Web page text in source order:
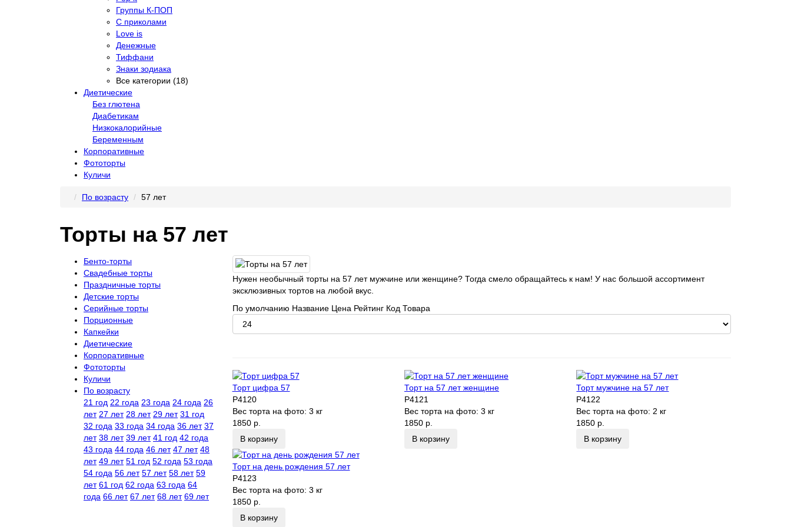
Группы К-ПОП
С приколами
Love is
Денежные
Тиффани
Знаки зодиака
Все категории (18)
Диетические
Без глютена
Диабетикам
Низкокалорийные
Беременным
Корпоративные
Фототорты
Куличи
По возрасту 57 лет
Торты на 57 лет
Бенто-торты
Свадебные торты
Праздничные торты
Детские торты
Серийные торты
Порционные
Капкейки
Диетические
Корпоративные
Фототорты
Куличи
По возрасту
21 год 22 года 23 года 24 года 26
лет 27 лет 28 лет 29 лет 31 год
32 года 33 года 34 года 36 лет 37
лет 38 лет 39 лет 41 год 42 года
43 года 44 года 46 лет 47 лет 48
лет 49 лет 51 год 52 года 53 года
54 года 56 лет 57 лет 58 лет 59
лет 61 год 62 года 63 года 64
года 66 лет 67 лет 68 лет 69 лет
Нужен необычный торты на 57 лет мужчине или женщине? Тогда смело обращайтесь к нам! У нас большой ассортимент
эксклюзивных тортов на любой вкус.
По умолчанию Название Цена Рейтинг Код Товара
Торт цифра 57
P4120
Вес торта на фото: 3 кг
1850 р.
В корзину
Торт на 57 лет женщине
P4121
Вес торта на фото: 3 кг
1850 р.
В корзину
Торт мужчине на 57 лет
P4122
Вес торта на фото: 2 кг
1850 р.
В корзину
Торт на день рождения 57 лет
P4123
Вес торта на фото: 3 кг
1850 р.
В корзину